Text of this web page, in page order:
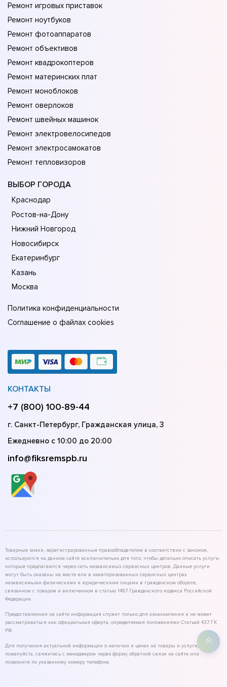
Ремонт игровых приставок
Ремонт ноутбуков
Ремонт фотоаппаратов
Ремонт объективов
Ремонт квадрокоптеров
Ремонт материнских плат
Ремонт моноблоков
Ремонт оверлоков
Ремонт швейных машинок
Ремонт электровелосипедов
Ремонт электросамокатов
Ремонт тепловизоров
ВЫБОР ГОРОДА
Краснодар
Ростов-на-Дону
Нижний Новгород
Новосибирск
Екатеринбург
Казань
Москва
Политика конфиденциальности
Соглашение о файлах cookies
КОНТАКТЫ
+7 (800) 100-89-44
г. Санкт-Петербург, Гражданская улица, 3
Ежедневно с 10:00 до 20:00
info@fiksremspb.ru
Товарные знаки, зарегистрированные правообладателем в соответствии с законом,
используются на данном сайте исключительно для того, чтобы детально описать услуги,
которые предлагаются через сеть независимых сервисных центров. Данные услуги
могут быть оказаны на месте или в неавторизованных сервисных центрах
независимыми физическими и юридическими лицами в гражданском обороте,
связанном с товаром и включенном в статью 1487 Гражданского кодекса Российской
Федерации.
Предоставленная на сайте информация служит только для ознакомления и не может
рассматриваться как официальная оферта, определяемая положениями Статьей 437 ГК
РФ.
Для получения актуальной информации о наличии и ценах на товары и услуги,
пожалуйста, свяжитесь с менеджером через форму обратной связи на сайте или
позвоните по указанному номеру телефона.